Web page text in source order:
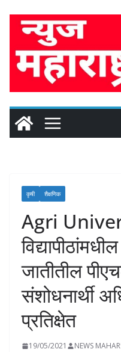
कृषी शैक्षणिक
Agri
जातीतील
संशोधनार्थी
प्रतिक्षेत
19/05/2021 NEWS